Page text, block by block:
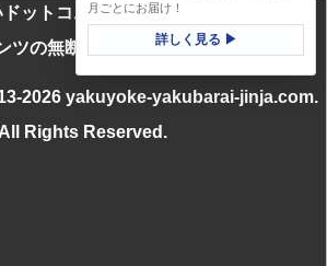
ットコムに掲載のテキスト・画像等コ
ツの無断転載を禁じます
2026 yakuyoke-yakubarai-jinja.com.
All Rights Reserved.
月ごとにお届け！
詳しく見る ▶